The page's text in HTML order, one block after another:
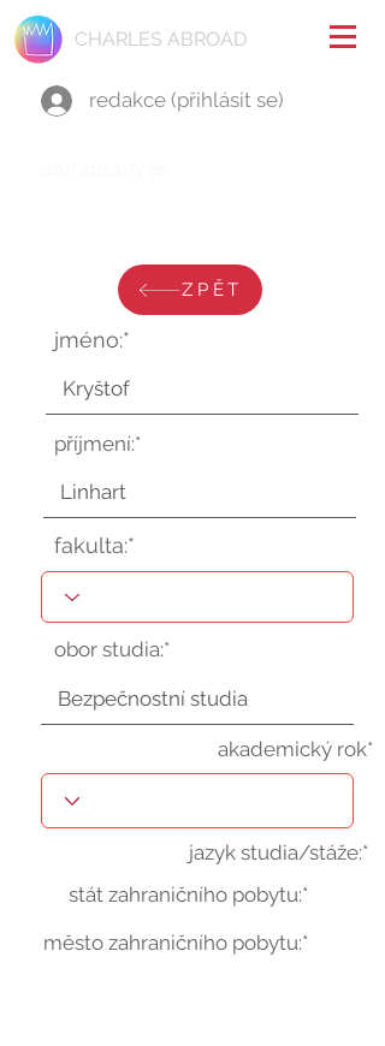
CHARLES ABROAD
redakce (přihlásit se)
ZPĚT
jméno:*
příjmení:*
fakulta:*
obor studia:*
akademický rok*
jazyk studia/stáže:*
stát zahraničního pobytu:*
město zahraničního pobytu:*